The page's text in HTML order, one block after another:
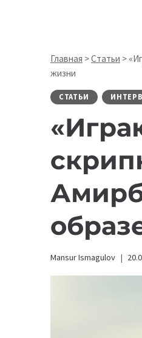
Главная >Статьи >
жизни
СТАТЬИ
Mansur Ismagulov